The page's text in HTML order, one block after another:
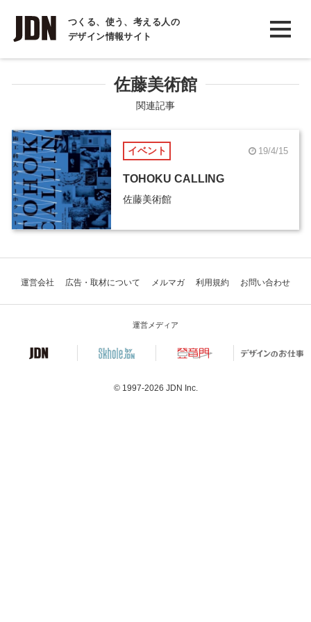
つくる、使う、考える人の
デザイン情報サイト
INTERVIEW
インタビュー
COLUMN
コラム
佐藤美術館
関連記事
イベント 19/4/15
TOHOKU CALLING
佐藤美術館
運営会社 広告・取材について メルマガ 利用規約 お問い合わせ
運営メディア
© 1997-2026 JDN Inc.